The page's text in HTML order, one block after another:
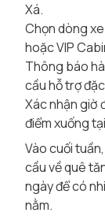
Xá.
Chọn dòng
hoặc VIP
Thông báo
cầu hỗ trợ
Xác nhận giờ
điểm xuống
Vào cuối
cầu về quê
ngày để có
nằm.